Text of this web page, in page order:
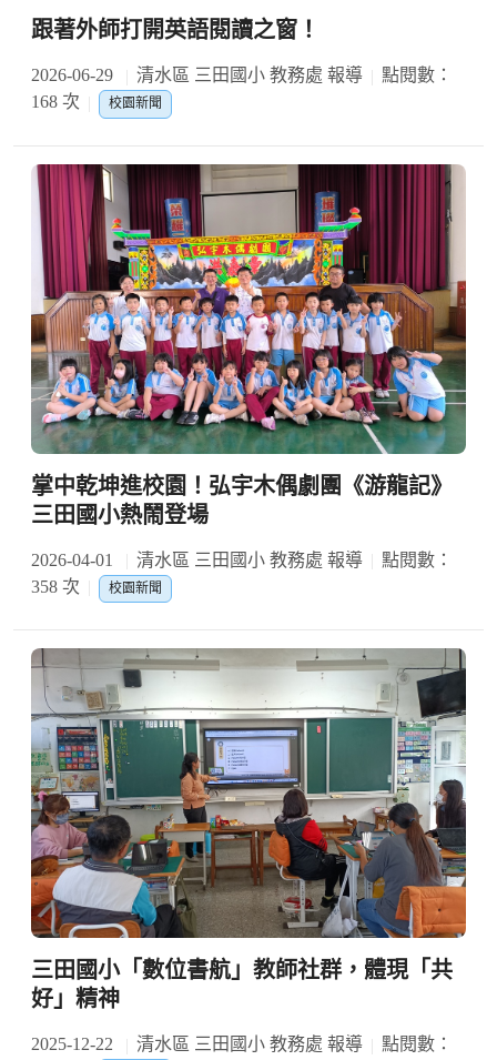
跟著外師打開英語閱讀之窗！
2026-06-29 清水區 三田國小 教務處 報導
點閱數：
168 次
校園新聞
掌中乾坤進校園！弘宇木偶劇團《游龍記》
三田國小熱鬧登場
2026-04-01 清水區 三田國小 教務處 報導
點閱數：
358 次
校園新聞
三田國小「數位書航」教師社群，體現「共
好」精神
2025-12-22 清水區 三田國小 教務處 報導
點閱數：